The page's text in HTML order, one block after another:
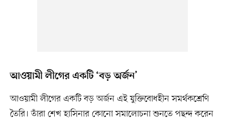
আওয়ামী লীগের একটি ‘বড় অর্জন’
আওয়ামী লীগের একটি বড় অর্জন এই যুক্তিবোধহীন সমর্থকশ্রেণি
তৈরি। তাঁরা শেখ হাসিনার কোনো সমালোচনা শুনতে পছন্দ করেন